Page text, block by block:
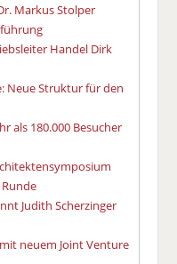
Markus Stolper
Handel Dirk
Neue Struktur für den
als 180.000 Besucher
Judith Scherzinger
neuem Joint Venture